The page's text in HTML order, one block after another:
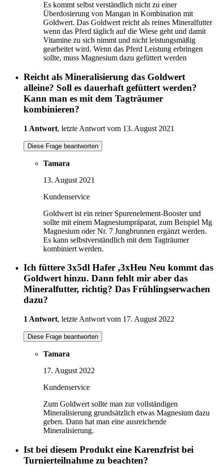
Es kommt selbst verständlich nicht zu einer
Überdosierung von Mangan in Kombination mit
Goldwert. Das Goldwert reicht als reines Mineralfutter
wenn das Pferd täglich auf die Wiese geht und damit
Vitamine zu sich nimmt und nicht leistungsmäßig
gearbeitet wird. Wenn das Pferd Leistung erbringen
sollte, muss Magnesium dazu gefüttert werden
Reicht als Mineralisierung das Goldwert
alleine? Soll es dauerhaft gefüttert werden?
Kann man es mit dem Tagträumer
kombinieren?
1 Antwort, letzte Antwort vom 13. August 2021
Diese Frage beantworten
Tamara
13. August 2021
Kundenservice
Goldwert ist ein reiner Spurenelement-Booster und
sollte mit einem Magnesiumpräparat, zum Beispiel Mg
Magnesium oder Nr. 7 Jungbrunnen ergänzt werden.
Es kann selbstverständlich mit dem Tagträumer
kombiniert werden.
Ich füttere 3x5dl Hafer ,3xHeu Neu kommt das
Goldwert hinzu. Dann fehlt mir aber das
Mineralfutter, richtig? Das Frühlingserwachen
dazu?
1 Antwort, letzte Antwort vom 17. August 2022
Diese Frage beantworten
Tamara
17. August 2022
Kundenservice
Zum Goldwert sollte man zur vollständigen
Mineralisierung grundsätzlich etwas Magnesium dazu
geben. Dann hat man eine ausreichende
Mineralisierung.
Ist bei diesem Produkt eine Karenzfrist bei
Turnierteilnahme zu beachten?